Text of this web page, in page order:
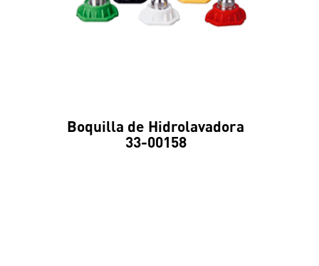
Boquilla de Hidrolavadora
33-00158